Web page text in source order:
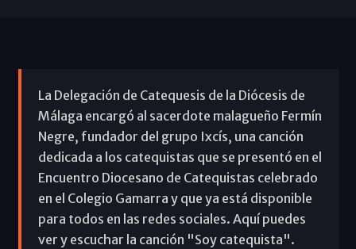
La Delegación de Catequesis de la Diócesis de
Málaga encargó al sacerdote malagueño Fermín
Negre, fundador del grupo Ixcís, una canción
dedicada a los catequistas que se presentó en el
Encuentro Diocesano de Catequistas celebrado
en el Colegio Gamarra y que ya está disponible
para todos en las redes sociales. Aquí puedes
ver y escuchar la canción "Soy catequista".